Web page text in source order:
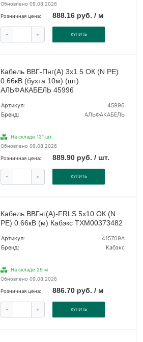
Обновлено 09.08.2026
Розничная цена: 888.16 руб. / м
- + КУПИТЬ
Кабель ВВГ-Пнг(А) 3х1.5 ОК (N PE)
0.66кВ (бухта 10м) (шт)
АЛЬФАКАБЕЛЬ 45996
Артикул:
45996
Бренд:
АЛЬФАКАБЕЛЬ
На складе 131 шт.
Обновлено 09.08.2026
Розничная цена: 889.90 руб. / шт.
- + КУПИТЬ
Кабель ВВГнг(А)-FRLS 5х10 ОК (N
PE) 0.66кВ (м) Кабэкс ТХМ00373482
Артикул:
415709А
Бренд:
Кабэкс
На складе 29 м
Обновлено 09.08.2026
Розничная цена: 886.70 руб. / м
- + КУПИТЬ